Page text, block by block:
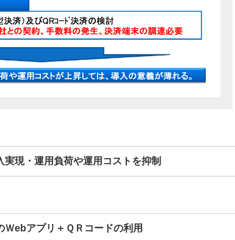
実現・運用負荷や運用コストを抑制
Ｗebアプリ＋ＱＲコードの利用